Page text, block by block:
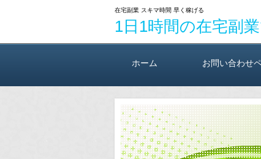
在宅副業 スキマ時間 早く稼げる
1日1時間の在宅副
ホーム お問い合わせ